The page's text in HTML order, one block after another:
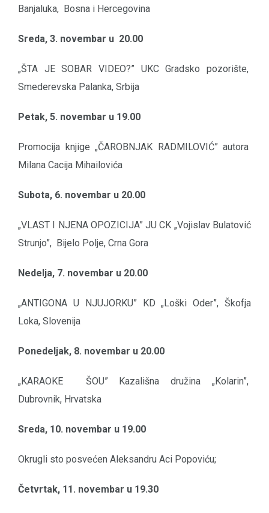
Banjaluka, Bosna i Hercegovina
Sreda, 3. novembar u 20.00
„ŠTA JE SOBAR VIDEO?” UKC Gradsko pozorište,
Smederevska Palanka, Srbija
Petak, 5. novembar u 19.00
Promocija knjige „ČAROBNJAK RADMILOVIĆ” autora
Milana Cacija Mihailovića
Subota, 6. novembar u 20.00
„VLAST I NJENA OPOZICIJA” JU CK „Vojislav Bulatović
Strunjo”, Bijelo Polje, Crna Gora
Nedelja, 7. novembar u 20.00
„ANTIGONA U NJUJORKU” KD „Loški Oder”, Škofja
Loka, Slovenija
Ponedeljak, 8. novembar u 20.00
„KARAOKE ŠOU” Kazališna družina „Kolarin”,
Dubrovnik, Hrvatska
Sreda, 10. novembar u 19.00
Okrugli sto posvećen Aleksandru Aci Popoviću;
Četvrtak, 11. novembar u 19.30